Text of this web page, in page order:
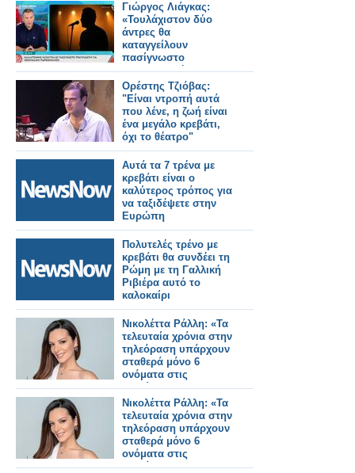
Γιώργος Λιάγκας:
«Τουλάχιστον δύο
άντρες θα
καταγγείλουν
πασίγνωστο
τραγουδιστή για
ασέλγεια»
Ορέστης Τζιόβας:
"Είναι ντροπή αυτά
που λένε, η ζωή είναι
ένα μεγάλο κρεβάτι,
όχι το θέατρο"
Αυτά τα 7 τρένα με
κρεβάτι είναι ο
καλύτερος τρόπος για
να ταξιδέψετε στην
Ευρώπη
Πολυτελές τρένο με
κρεβάτι θα συνδέει τη
Ρώμη με τη Γαλλική
Ριβιέρα αυτό το
καλοκαίρι
Νικολέττα Ράλλη: «Τα
τελευταία χρόνια στην
τηλεόραση υπάρχουν
σταθερά μόνο 6
ονόματα στις
γυναίκες και 4 στους
άντρες»
Νικολέττα Ράλλη: «Τα
τελευταία χρόνια στην
τηλεόραση υπάρχουν
σταθερά μόνο 6
ονόματα στις
γυναίκες και 4 στους